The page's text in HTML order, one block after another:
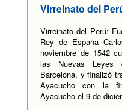
Virreinato del
Virreinato del Perú:
Rey de España
noviembre de 1542
las Nuevas Leyes
Barcelona, y finalizó
Ayacucho con la
Ayacucho el 9 de